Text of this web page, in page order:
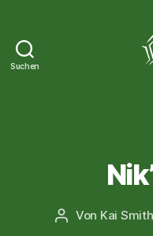
Suchen
Beitragsautor
Von Kai Smith